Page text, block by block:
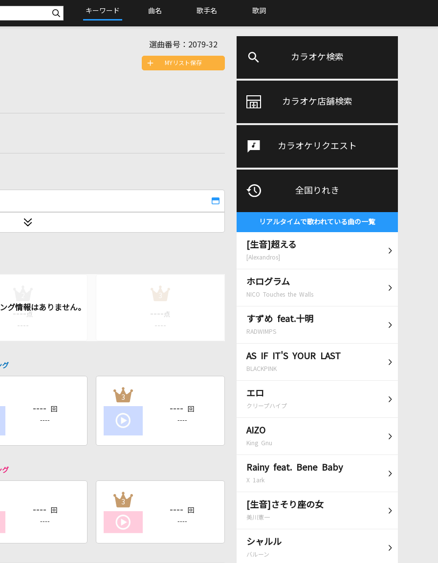
キーワード 曲名 歌手名 歌詞
カラオケ検索
カラオケ店舗検索
カラオケリクエスト
全国りれき
リアルタイムで歌われている曲の一覧
[生音]超える
[Alexandros]
ホログラム
NICO Touches the Walls
すずめ feat.十明
RADWIMPS
AS IF IT'S YOUR LAST
BLACKPINK
エロ
クリープハイプ
AIZO
King Gnu
Rainy feat. Bene Baby
X 1ark
[生音]さそり座の女
美川憲一
シャルル
バルーン
選曲番号： 2079-32
MYリスト保存
---- 点
----
3
---- 点
----
グ
---- 回
----
3
---- 回
----
グ
---- 回
----
3
---- 回
----